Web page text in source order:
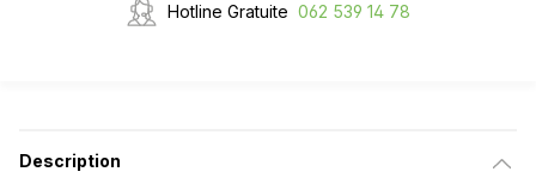
Hotline Gratuite 062 539 14 78
Description